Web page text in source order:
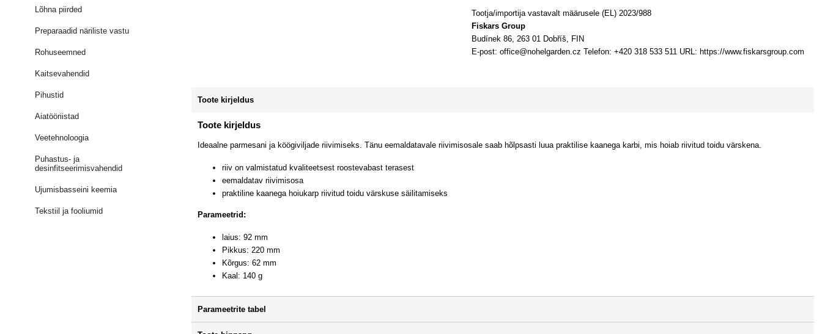
Lõhna piirded
Preparaadid näriliste vastu
Rohuseemned
Kaitsevahendid
Pihustid
Aiatööriistad
Veetehnoloogia
Puhastus- ja
desinfitseerimisvahendid
Ujumisbasseini keemia
Tekstiil ja fooliumid
Tootja/importija vastavalt määrusele (EL) 2023/988
Fiskars Group
Budínek 86, 263 01 Dobříš, FIN
E-post: office@nohelgarden.cz Telefon: +420 318 533 511 URL: https://www.fiskarsgroup.com
Toote kirjeldus
Toote kirjeldus
Ideaalne parmesani ja köögiviljade riivimiseks. Tänu eemaldatavale riivimisosale saab hõlpsasti luua praktilise kaanega karbi, mis hoiab riivitud toidu värskena.
riiv on valmistatud kvaliteetsest roostevabast terasest
eemaldatav riivimisosa
praktiline kaanega hoiukarp riivitud toidu värskuse säilitamiseks
Parameetrid:
laius: 92 mm
Pikkus: 220 mm
Kõrgus: 62 mm
Kaal: 140 g
Parameetrite tabel